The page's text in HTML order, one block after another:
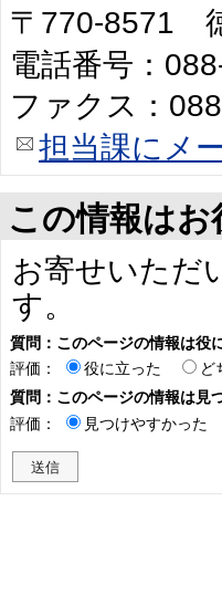
〒770-8571
電話番号：
ファクス：
担当課にメ
この情報は
お寄せいただ
す。
質問：このページの情報は役
評価：
役に立った ど
質問：このページの情報は見
評価：
見つけやすかった